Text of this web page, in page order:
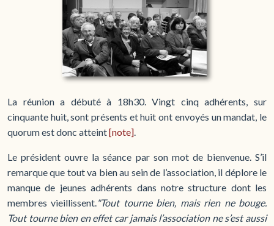
La réunion a débuté à 18h30. Vingt cinq adhérents, sur
cinquante huit, sont présents et huit ont envoyés un mandat, le
quorum est donc atteint[note].
Le président ouvre la séance par son mot de bienvenue. S’il
remarque que tout va bien au sein de l’association, il déplore le
manque de jeunes adhérents dans notre structure dont les
membres vieillissent."Tout tourne bien, mais rien ne bouge.
Tout tourne bien en effet car jamais l’association ne s’est aussi